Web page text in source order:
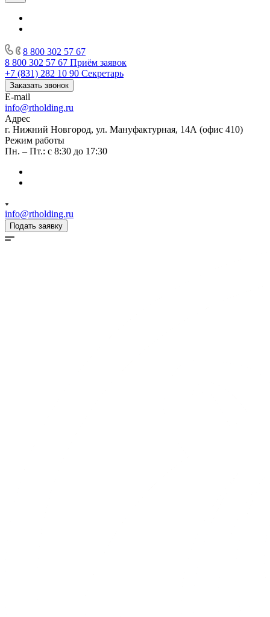
8 800 302 57 67
8 800 302 57 67 Приём заявок
+7 (831) 282 10 90 Секретарь
Заказать звонок
E-mail
info@rtholding.ru
Адрес
г. Нижний Новгород, ул. Мануфактурная, 14А (офис 410)
Режим работы
Пн. – Пт.: с 8:30 до 17:30
info@rtholding.ru
Подать заявку